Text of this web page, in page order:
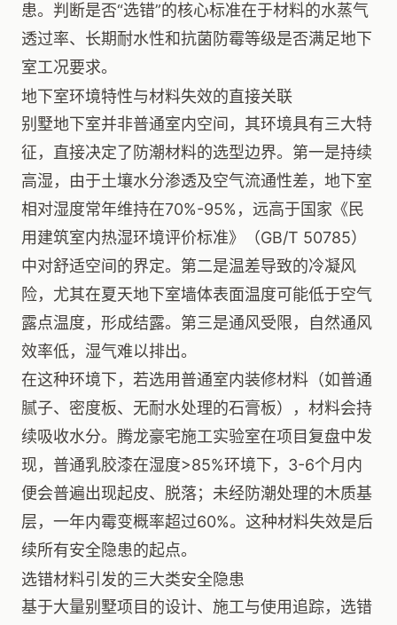
患。判断是否“选错”的核心标准在于材料的水蒸气
透过率、长期耐水性和抗菌防霉等级是否满足地下
室工况要求。
地下室环境特性与材料失效的直接关联
别墅地下室并非普通室内空间，其环境具有三大特
征，直接决定了防潮材料的选型边界。第一是持续
高湿，由于土壤水分渗透及空气流通性差，地下室
相对湿度常年维持在70%-95%，远高于国家《民
用建筑室内热湿环境评价标准》（GB/T 50785）
中对舒适空间的界定。第二是温差导致的冷凝风
险，尤其在夏天地下室墙体表面温度可能低于空气
露点温度，形成结露。第三是通风受限，自然通风
效率低，湿气难以排出。
在这种环境下，若选用普通室内装修材料（如普通
腻子、密度板、无耐水处理的石膏板），材料会持
续吸收水分。腾龙豪宅施工实验室在项目复盘中发
现，普通乳胶漆在湿度>85%环境下，3-6个月内
便会普遍出现起皮、脱落；未经防潮处理的木质基
层，一年内霉变概率超过60%。这种材料失效是后
续所有安全隐患的起点。
选错材料引发的三大类安全隐患
基于大量别墅项目的设计、施工与使用追踪，选错